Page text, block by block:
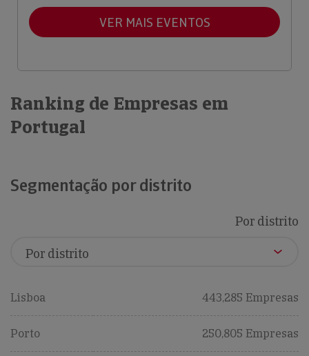
VER MAIS EVENTOS
Ranking de Empresas em
Portugal
Segmentação por distrito
Por distrito
Lisboa 443,285 Empresas
Porto 250,805 Empresas